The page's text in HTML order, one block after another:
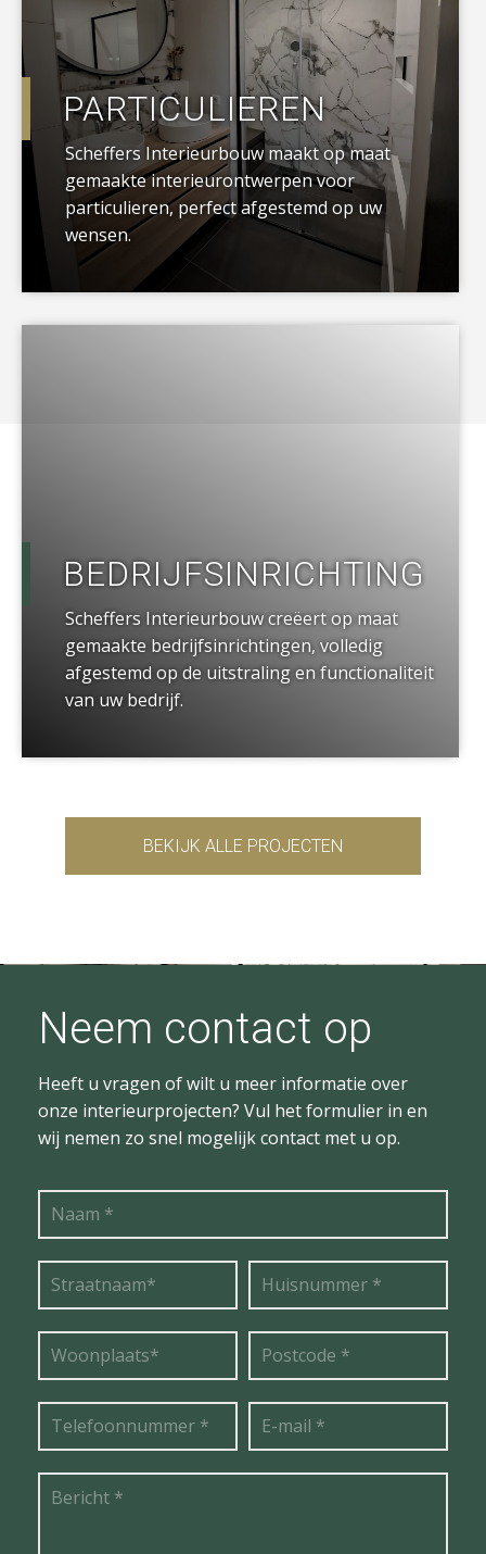
PARTICULIEREN
Scheffers Interieurbouw maakt op maat
gemaakte interieurontwerpen voor
particulieren, perfect afgestemd op uw
wensen.
BEDRIJFSINRICHTING
Scheffers Interieurbouw creëert op maat
gemaakte bedrijfsinrichtingen, volledig
afgestemd op de uitstraling en functionaliteit
van uw bedrijf.
BEKIJK ALLE PROJECTEN
Neem contact op
Heeft u vragen of wilt u meer informatie over
onze interieurprojecten? Vul het formulier in en
wij nemen zo snel mogelijk contact met u op.